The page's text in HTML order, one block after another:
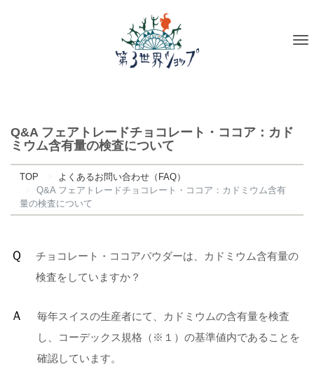
Q&A フェアトレードチョコレート・ココア：カド
ミウム含有量の検査について
TOP
よくあるお問い合わせ（FAQ）
Q&A フェアトレードチョコレート・ココア：カドミウム含有
量の検査について
Ｑ
チョコレート・ココアパウダーは、カドミウム含有量の
検査をしていますか？
Ａ
毎年スイスの生産者にて、カドミウムの含有量を検査
し、コーデックス規格（※１）の基準値内であることを
確認しています。